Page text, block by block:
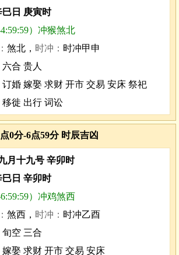
日 庚寅时
）冲猴煞北
煞北， 时冲： 时冲甲申
合 贵人
婚 嫁娶 求财 开市 交易 安床 祭祀
移徙 出行 词讼
0分-6点59分 时辰吉凶
月十九号 辛卯时
日 辛卯时
）冲鸡煞西
煞西， 时冲： 时冲乙酉
旬空 三合
娶 求财 开市 交易 安床